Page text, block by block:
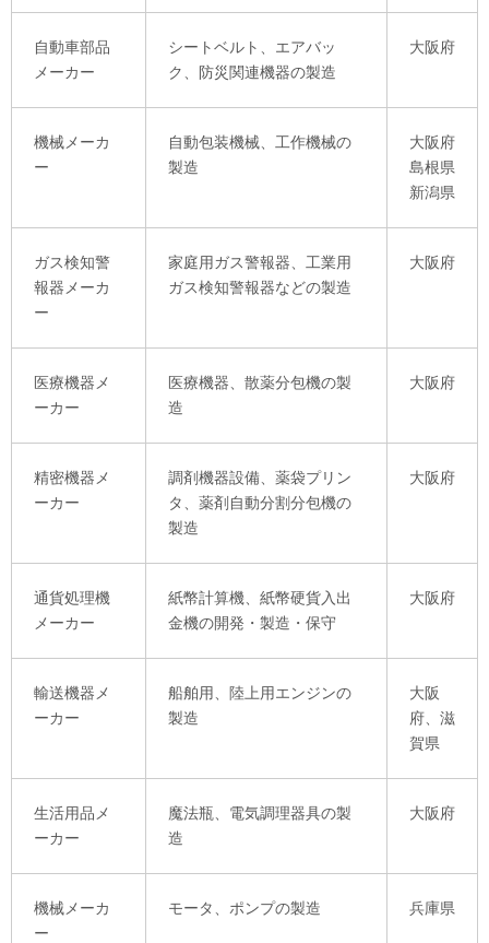
自動車部品
メーカー
シートベルト、エアバッ
ク、防災関連機器の製造
大阪府
機械メーカ
ー
自動包装機械、工作機械の
製造
大阪府
島根県
新潟県
ガス検知警
報器メーカ
ー
家庭用ガス警報器、工業用
ガス検知警報器などの製造
大阪府
医療機器メ
ーカー
医療機器、散薬分包機の製
造
大阪府
精密機器メ
ーカー
調剤機器設備、薬袋プリン
タ、薬剤自動分割分包機の
製造
大阪府
通貨処理機
メーカー
紙幣計算機、紙幣硬貨入出
金機の開発・製造・保守
大阪府
輸送機器メ
ーカー
船舶用、陸上用エンジンの
製造
大阪
府、滋
賀県
生活用品メ
ーカー
魔法瓶、電気調理器具の製
造
大阪府
機械メーカ
ー
モータ、ポンプの製造 兵庫県